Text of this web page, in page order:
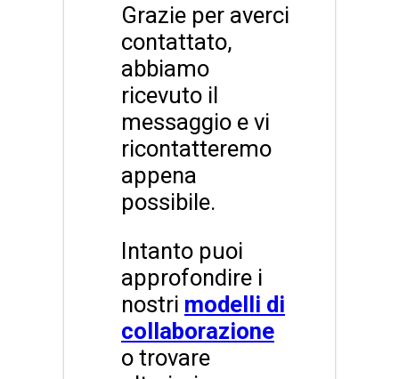
Grazie per averci
contattato,
abbiamo
ricevuto il
messaggio e vi
ricontatteremo
appena
possibile.
Intanto puoi
approfondire i
nostri modelli di
collaborazione
o trovare